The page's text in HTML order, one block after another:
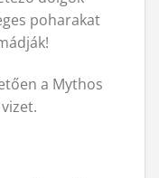
poharakat
a Mythos